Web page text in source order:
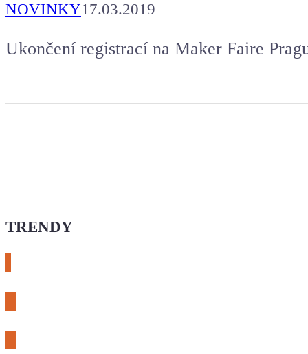
NOVINKY17.03.2019
Ukončení registrací na Maker Faire
TRENDY